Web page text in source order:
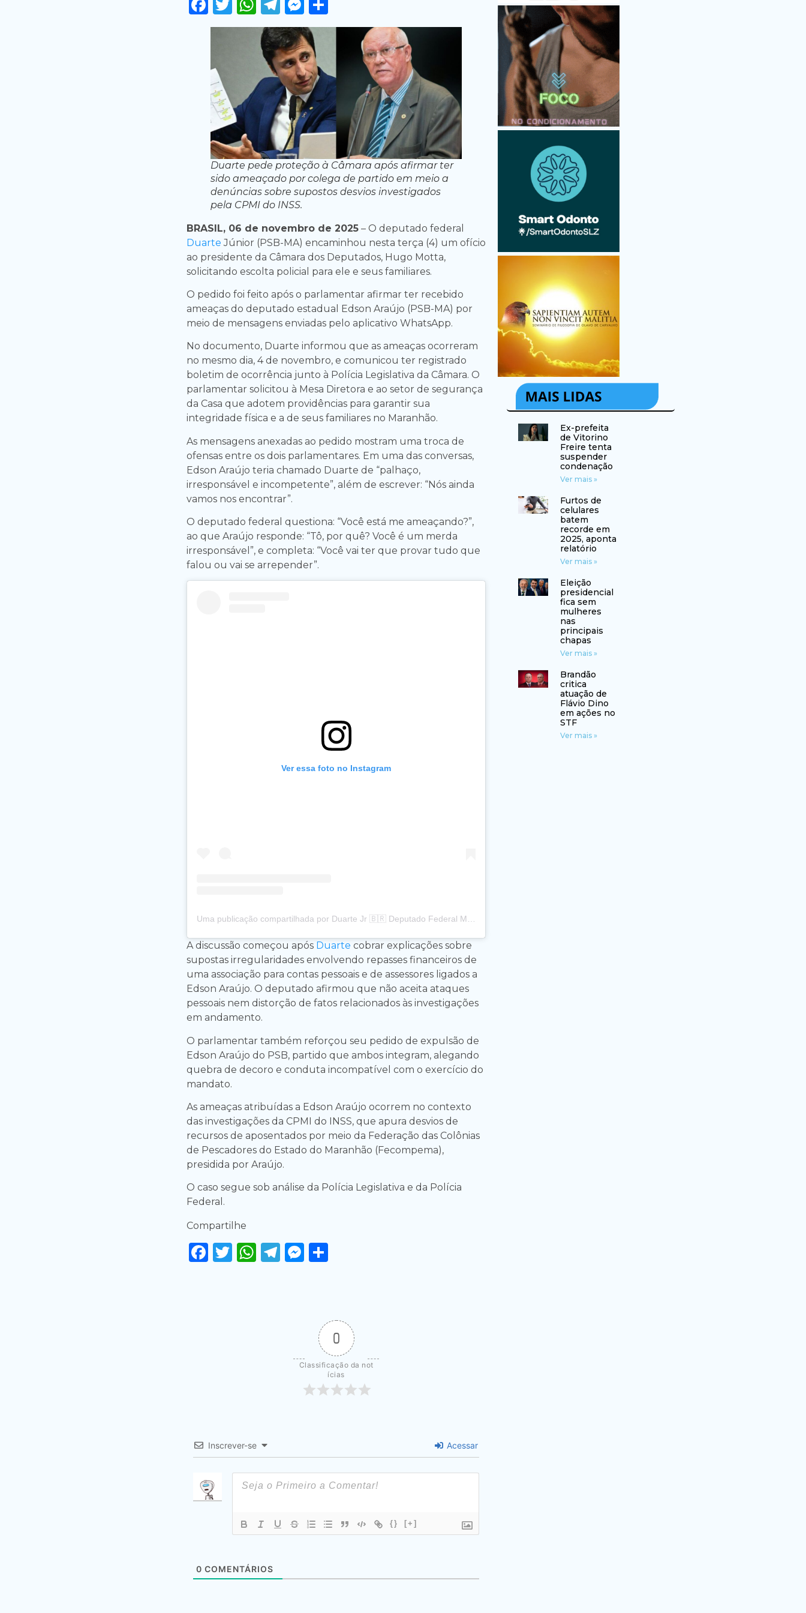
Duarte pede proteção à Câmara após afirmar ter
sido ameaçado por colega de partido em meio a
denúncias sobre supostos desvios investigados
pela CPMI do INSS.
BRASIL, 06 de novembro de 2025 – O deputado federal
DuarteJúnior (PSB-MA) encaminhou nesta terça (4) um ofício
ao presidente da Câmara dos Deputados, Hugo Motta,
solicitando escolta policial para ele e seus familiares.
O pedido foi feito após o parlamentar afirmar ter recebido
ameaças do deputado estadual Edson Araújo (PSB-MA) por
meio de mensagens enviadas pelo aplicativo WhatsApp.
No documento, Duarte informou que as ameaças ocorreram
no mesmo dia, 4 de novembro, e comunicou ter registrado
boletim de ocorrência junto à Polícia Legislativa da Câmara. O
parlamentar solicitou à Mesa Diretora e ao setor de segurança
da Casa que adotem providências para garantir sua
integridade física e a de seus familiares no Maranhão.
As mensagens anexadas ao pedido mostram uma troca de
ofensas entre os dois parlamentares. Em uma das conversas,
Edson Araújo teria chamado Duarte de “palhaço,
irresponsável e incompetente”, além de escrever: “Nós ainda
vamos nos encontrar”.
O deputado federal questiona: “Você está me ameaçando?”,
ao que Araújo responde: “Tô, por quê? Você é um merda
irresponsável”, e completa: “Você vai ter que provar tudo que
falou ou vai se arrepender”.
Ver essa foto no Instagram
A discussão começou após Duarte cobrar explicações sobre
supostas irregularidades envolvendo repasses financeiros de
uma associação para contas pessoais e de assessores ligados a
Edson Araújo. O deputado afirmou que não aceita ataques
pessoais nem distorção de fatos relacionados às investigações
em andamento.
O parlamentar também reforçou seu pedido de expulsão de
Edson Araújo do PSB, partido que ambos integram, alegando
quebra de decoro e conduta incompatível com o exercício do
mandato.
As ameaças atribuídas a Edson Araújo ocorrem no contexto
das investigações da CPMI do INSS, que apura desvios de
recursos de aposentados por meio da Federação das Colônias
de Pescadores do Estado do Maranhão (Fecompema),
presidida por Araújo.
O caso segue sob análise da Polícia Legislativa e da Polícia
Federal.
Compartilhe
Facebook
Twitter
WhatsApp
Telegram
Messenger
0
Classificação da not
ícias
Inscrever-se Acessar
{} [+]
0 COMENTÁRIOS
Ex-prefeita
de Vitorino
Freire tenta
suspender
condenação
Ver mais »
Furtos de
celulares
batem
recorde em
2025, aponta
relatório
Ver mais »
Eleição
presidencial
fica sem
mulheres
nas
principais
chapas
Ver mais »
Brandão
critica
atuação de
Flávio Dino
em ações no
STF
Ver mais »